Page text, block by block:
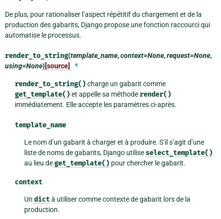
De plus, pour rationaliser l’aspect répétitif du chargement et de la
production des gabarits, Django propose une fonction raccourci qui
automatise le processus.
render_to_string(template_name,context=None,request=None,
using=None)[source] ¶
render_to_string() charge un gabarit comme
get_template() et appelle sa méthode render()
immédiatement. Elle accepte les paramètres ci-après.
template_name
Le nom d’un gabarit à charger et à produire. S’il s’agit d’une
liste de noms de gabarits, Django utilise select_template()
au lieu deget_template() pour chercher le gabarit.
context
Undictà utiliser comme contexte de gabarit lors de la
production.